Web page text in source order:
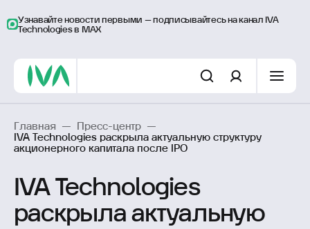
Узнавайте новости первыми – подписывайтесь на канал IVA
Technologies в MAX
Главная — Пресс-центр
—
IVA Technologies раскрыла актуальную структуру
акционерного капитала после IPO
IVA Technologies
раскрыла актуальную